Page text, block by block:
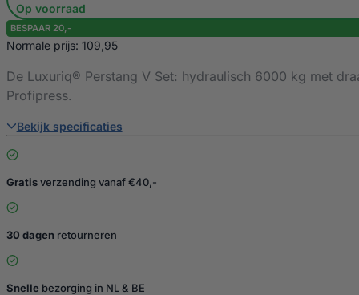
Op voorraad
BESPAAR 20,-
Normale prijs: 109,95
De Luxuriq® Perstang V Set: hydraulisch 6000 kg met
Profipress.
Bekijk specificaties
Gratisverzending vanaf €40,-
30 dagen retourneren
Snelle bezorging in NL & BE